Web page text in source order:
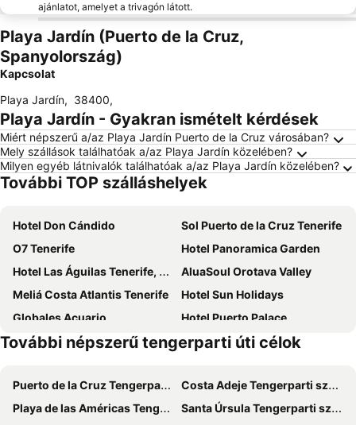
ajánlatot, amelyet a trivagón látott.
Playa Jardín (Puerto de la Cruz,
Spanyolország)
Kapcsolat
Playa Jardín, 38400,
Playa Jardín - Gyakran ismételt kérdések
Miért népszerű a/az Playa Jardín Puerto de la Cruz városában?
Mely szállások találhatóak a/az Playa Jardín közelében?
Milyen egyéb látnivalók találhatóak a/az Playa Jardín közelében?
További TOP szálláshelyek
Hotel Don Cándido
Sol Puerto de la Cruz Tenerife
O7 Tenerife
Hotel Panoramica Garden
Hotel Las Águilas Tenerife, by Meliá
AluaSoul Orotava Valley
Meliá Costa Atlantis Tenerife
Hotel Sun Holidays
Globales Acuario
Hotel Puerto Palace
Apartamentos Playa de Los Roques
Hotel AF Valle Orotava
Hotel Marte
BLUESEA Costa Jardin & Spa
Bahia Principe Explore San Felipe
H10 Tenerife Playa
További népszerű tengerparti úti célok
Puerto de la Cruz Tengerparti szállások
Costa Adeje Tengerparti szállások
Playa de las Américas Tengerparti szállások
Santa Úrsula Tengerparti szállások